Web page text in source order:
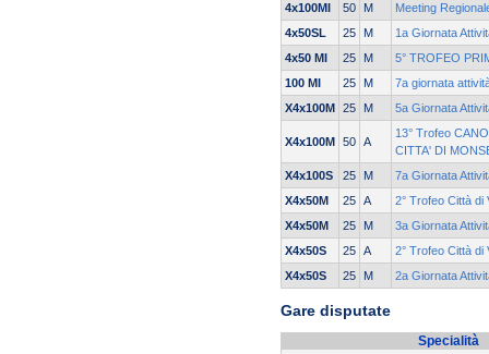
4x100MI
50 M
Meeting
4x50SL
25 M
1a Giornata
4x50 MI
25 M
5° TROFEO
100 MI
25 M
7a giornata
X4x100M 25 M 5a Giornata
X4x100M 50 A
13° Trofeo
CITTA' DI
X4x100S
25 M
7a Giornata
X4x50M
25 A
2° Trofeo Città di
X4x50M
25 M
3a Giornata
X4x50S
25 A
2° Trofeo Città di
X4x50S
25 M 2a Giornata
Gare disputate
Specialità